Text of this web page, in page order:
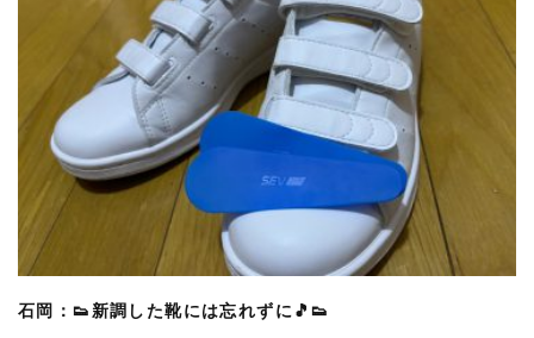
石岡：👟新調した靴には忘れずに🎵👟